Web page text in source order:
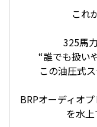
これ
325馬
“誰でも扱い
この油圧式
BRPオーディオ
を水